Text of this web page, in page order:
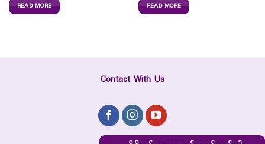
READ MORE READ MORE
Contact With Us